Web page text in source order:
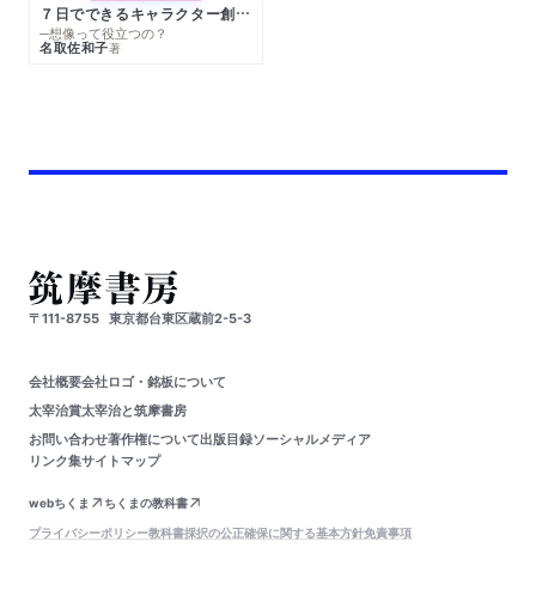
７日でできるキャラクター創作入門
─想像って役立つの？
名取佐和子著
〒111-8755 東京都台東区蔵前2-5-3
会社概要会社ロゴ・銘板について
太宰治賞太宰治と筑摩書房
お問い合わせ著作権について出版目録ソーシャルメディア
リンク集サイトマップ
webちくま
ちくまの教科書
プライバシーポリシー教科書採択の公正確保に関する基本方針免責事項